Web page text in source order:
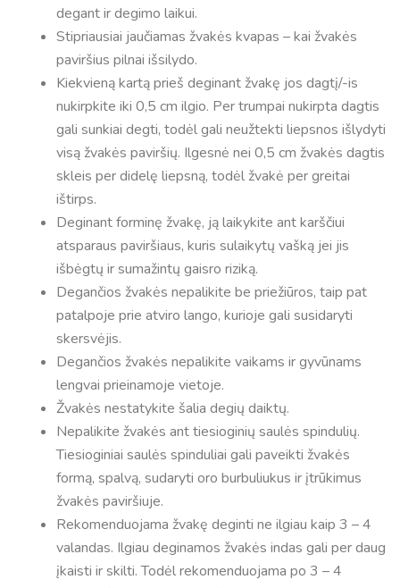
degant ir degimo laikui.
Stipriausiai jaučiamas žvakės kvapas – kai žvakės
paviršius pilnai išsilydo.
Kiekvieną kartą prieš deginant žvakę jos dagtį/-is
nukirpkite iki 0,5 cm ilgio. Per trumpai nukirpta dagtis
gali sunkiai degti, todėl gali neužtekti liepsnos išlydyti
visą žvakės paviršių. Ilgesnė nei 0,5 cm žvakės dagtis
skleis per didelę liepsną, todėl žvakė per greitai
ištirps.
Deginant forminę žvakę, ją laikykite ant karščiui
atsparaus paviršiaus, kuris sulaikytų vašką jei jis
išbėgtų ir sumažintų gaisro riziką.
Degančios žvakės nepalikite be priežiūros, taip pat
patalpoje prie atviro lango, kurioje gali susidaryti
skersvėjis.
Degančios žvakės nepalikite vaikams ir gyvūnams
lengvai prieinamoje vietoje.
Žvakės nestatykite šalia degių daiktų.
Nepalikite žvakės ant tiesioginių saulės spindulių.
Tiesioginiai saulės spinduliai gali paveikti žvakės
formą, spalvą, sudaryti oro burbuliukus ir įtrūkimus
žvakės paviršiuje.
Rekomenduojama žvakę deginti ne ilgiau kaip 3 – 4
valandas. Ilgiau deginamos žvakės indas gali per daug
įkaisti ir skilti. Todėl rekomenduojama po 3 – 4